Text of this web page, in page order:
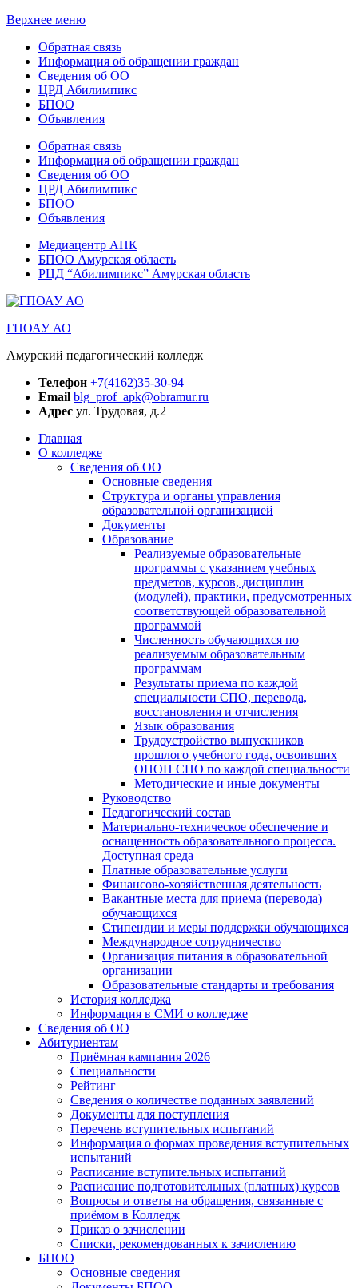
Верхнее меню
Обратная связь
Информация об обращении граждан
Сведения об ОО
ЦРД Абилимпикс
БПОО
Объявления
Обратная связь
Информация об обращении граждан
Сведения об ОО
ЦРД Абилимпикс
БПОО
Объявления
Медиацентр АПК
БПОО Амурская область
РЦД “Абилимпикс” Амурская область
ГПОАУ АО
Амурский педагогический колледж
Телефон +7(4162)35-30-94
Email blg_prof_apk@obramur.ru
Адрес ул. Трудовая, д.2
Главная
О колледже
Сведения об ОО
Основные сведения
Структура и органы управления
образовательной организацией
Документы
Образование
Реализуемые образовательные
программы с указанием учебных
предметов, курсов, дисциплин
(модулей), практики, предусмотренных
соответствующей образовательной
программой
Численность обучающихся по
реализуемым образовательным
программам
Результаты приема по каждой
специальности СПО, перевода,
восстановления и отчисления
Язык образования
Трудоустройство выпускников
прошлого учебного года, освоивших
ОПОП СПО по каждой специальности
Методические и иные документы
Руководство
Педагогический состав
Материально-техническое обеспечение и
оснащенность образовательного процесса.
Доступная среда
Платные образовательные услуги
Финансово-хозяйственная деятельность
Вакантные места для приема (перевода)
обучающихся
Стипендии и меры поддержки обучающихся
Международное сотрудничество
Организация питания в образовательной
организации
Образовательные стандарты и требования
История колледжа
Информация в СМИ о колледже
Сведения об ОО
Абитуриентам
Приёмная кампания 2026
Специальности
Рейтинг
Сведения о количестве поданных заявлений
Документы для поступления
Перечень вступительных испытаний
Информация о формах проведения вступительных
испытаний
Расписание вступительных испытаний
Расписание подготовительных (платных) курсов
Вопросы и ответы на обращения, связанные с
приёмом в Колледж
Приказ о зачислении
Списки, рекомендованных к зачислению
БПОО
Основные сведения